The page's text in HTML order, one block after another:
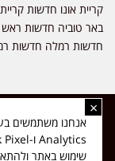
קריית אונו חדשות
באר טוביה חדשות ראש
חדשות רמלה חדשות
כל הזכויות שמורות ל-
אמת, נוסד בשנת 2019 | טל' לפרסומים 054-9759222 מייל מערכת
×
שימוש באתר